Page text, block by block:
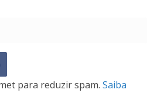
para reduzir spam. Saiba